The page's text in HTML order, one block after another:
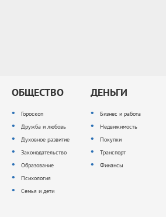
ОБЩЕСТВО
Гороскоп
Дружба и любовь
Духовное развитие
Законодательство
Образование
Психология
Семья и дети
ДЕНЬГИ
Бизнес и работа
Недвижимость
Покупки
Транспорт
Финансы